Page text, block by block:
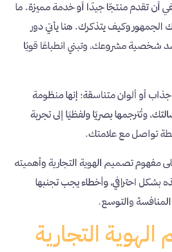
أن تقدم منتجًا جيدًا أو خدمة مميزة. ما
الجمهور وكيف يتذكرك. هنا يأتي دور
شخصية مشروعك، وتبني انطباعًا قويًا
أو ألوان متناسقة؛ إنها منظومة
وتُترجمها بصريًا ولفظيًا إلى تجربة
تواصل مع علامتك.
مفهوم تصميم الهوية التجارية وأهميته
بشكل احترافي، وأخطاء يجب تجنبها
والتوسع.
التجارية